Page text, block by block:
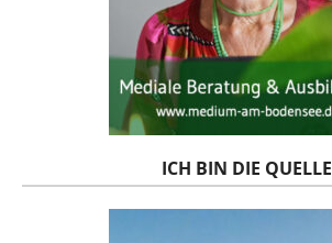
ICH BIN DIE QUELLE